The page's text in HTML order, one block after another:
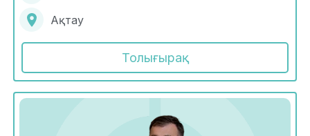
Ақтау
Толығырақ